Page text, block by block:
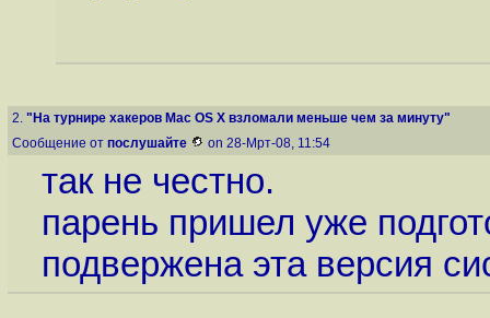
2. "На турнире хакеров Mac OS X взломали меньше чем за минуту"
Сообщение от послушайте on 28-Мрт-08, 11:54
так не честно.
парень пришел уже
подвержена эта версия